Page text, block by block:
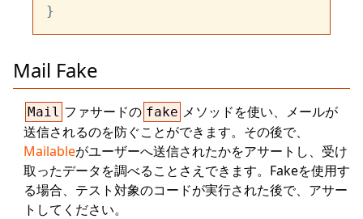
Mail Fake
Mail ファサードの fake メソッドを使い、メールが
送信されるのを防ぐことができます。その後で、
Mailableがユーザーへ送信されたかをアサートし、受け
取ったデータを調べることさえできます。Fakeを使用す
る場合、テスト対象のコードが実行された後で、アサー
トしてください。